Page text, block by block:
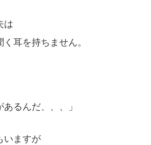
は
く耳を持ちません。
あるんだ、、、」
いますが